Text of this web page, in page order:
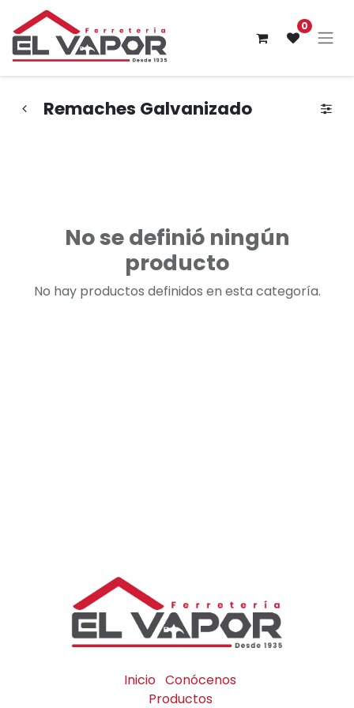
0
Remaches Galvanizado
No se definió ningún
producto
No hay productos definidos en esta categoría.
Inicio Conócenos
Productos